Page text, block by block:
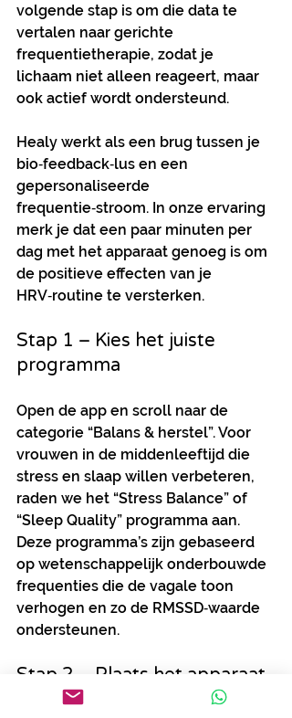
volgende stap is om die data te
vertalen naar gerichte
frequentietherapie, zodat je
lichaam niet alleen reageert, maar
ook actief wordt ondersteund.
Healy werkt als een brug tussen je
bio‑feedback‑lus en een
gepersonaliseerde
frequentie‑stroom. In onze ervaring
merk je dat een paar minuten per
dag met het apparaat genoeg is om
de positieve effecten van je
HRV‑routine te versterken.
Stap 1 – Kies het juiste
programma
Open de app en scroll naar de
categorie “Balans & herstel”. Voor
vrouwen in de middenleeftijd die
stress en slaap willen verbeteren,
raden we het “Stress Balance” of
“Sleep Quality” programma aan.
Deze programma’s zijn gebaseerd
op wetenschappelijk onderbouwde
frequenties die de vagale toon
verhogen en zo de RMSSD‑waarde
ondersteunen.
Stap 2 – Plaats het apparaat